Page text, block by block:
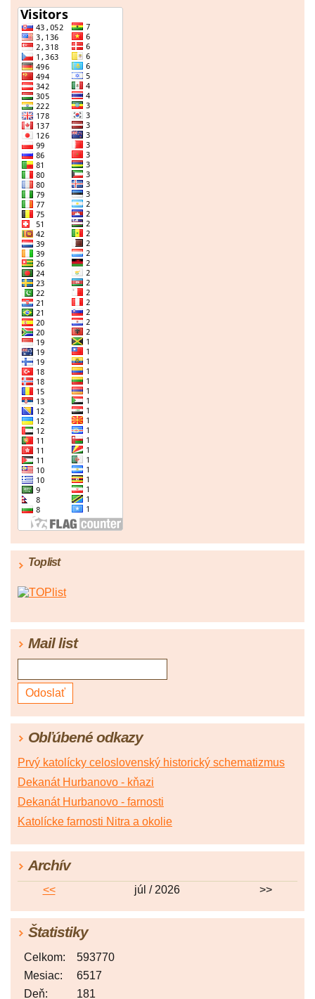
Toplist
Mail list
Obľúbené odkazy
Prvý katolícky celoslovenský historický schematizmus
Dekanát Hurbanovo - kňazi
Dekanát Hurbanovo - farnosti
Katolícke farnosti Nitra a okolie
Archív
<< júl / 2026 >>
Štatistiky
Celkom:
593770
Mesiac:
6517
Deň:
181